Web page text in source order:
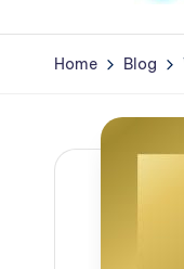
B
i
l
en
voordelig
Home Blog